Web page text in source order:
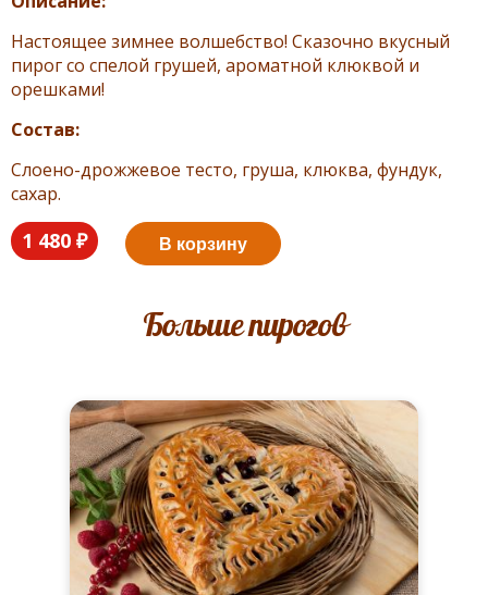
Настоящее зимнее волшебство! Сказочно вкусный
пирог со спелой грушей, ароматной клюквой и
орешками!
Состав:
Слоено-дрожжевое тесто, груша, клюква, фундук,
сахар.
1 480 ₽ В корзину
Больше пирогов